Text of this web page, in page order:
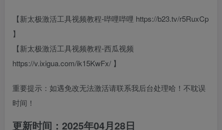
【新太极激活工具视频教程-哔哩哔哩 https://b23.tv/r5RuxCp
】
【新太极激活工具视频教程-西瓜视频
https://v.ixigua.com/ik15KwFx/ 】
重要提示：如遇免改无法激活请联系我后台处理哈！不耽误
时间！
更新时间：2025年04月28日